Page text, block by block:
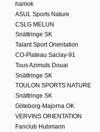
hamok
ASUL Sports Nature
CSLG MELUN
Snättringe SK
Talant Sport Orientation
CO-Plateau Saclay-91
Tous Azimuts Douai
Snättringe SK
TOULON SPORTS NATURE
Snättringe SK
Göteborg-Majorna OK
VERVINS ORIENTATION
Fanclub Hubmann